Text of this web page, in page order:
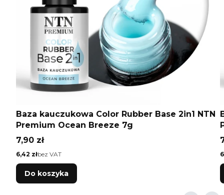
Baza kauczukowa Color Rubber Base 2in1 NTN
Premium Ocean Breeze 7g
Cena
7,90 zł
Cena
6,42 złbez VAT
Do koszyka